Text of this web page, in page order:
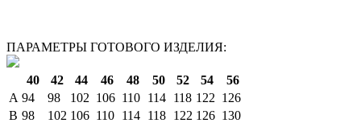
ПАРАМЕТРЫ ГОТОВОГО ИЗДЕЛИЯ:
40 42 44 46 48 50 52 54
56
A 94 98 102 106 110 114 118 122 126
B 98 102 106 110 114 118 122 126 130